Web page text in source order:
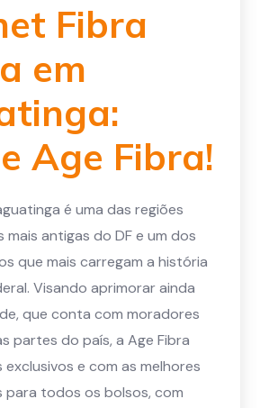
Fibra
em
Age Fibra!
é uma das regiões
antigas do DF e um dos
que mais carregam a história
Visando aprimorar ainda
que conta com moradores
partes do país, a Age Fibra
e com as melhores
todos os bolsos, com